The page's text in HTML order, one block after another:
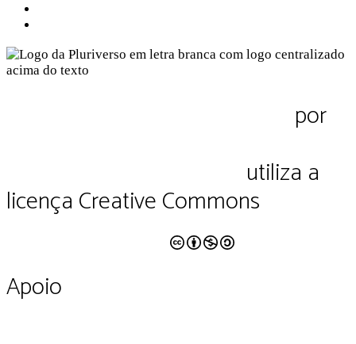
por
utiliza a
licença Creative Commons
Apoio